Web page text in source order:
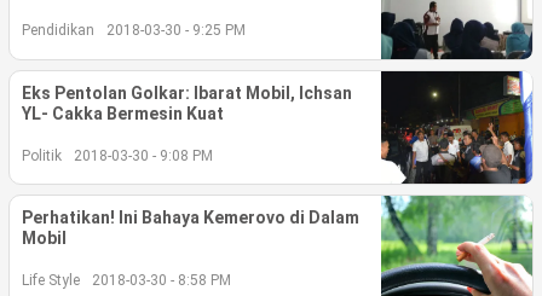
.
All
Right
Reserved
Pendidikan 2018-03-30 - 9:25 PM
Eks Pentolan Golkar: Ibarat Mobil, Ichsan
YL- Cakka Bermesin Kuat
Politik 2018-03-30 - 9:08 PM
Perhatikan! Ini Bahaya Kemerovo di Dalam
Mobil
Life Style 2018-03-30 - 8:58 PM